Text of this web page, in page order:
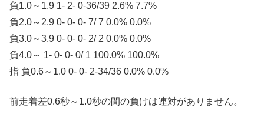
負1.0～1.9 1- 2- 0-36/39 2.6% 7.7%
負2.0～2.9 0- 0- 0- 7/ 7 0.0% 0.0%
負3.0～3.9 0- 0- 0- 2/ 2 0.0% 0.0%
負4.0～ 1- 0- 0- 0/ 1 100.0% 100.0%
指 負0.6～1.0 0- 0- 2-34/36 0.0% 0.0%
前走着差0.6秒～1.0秒の間の負けは連対がありません。